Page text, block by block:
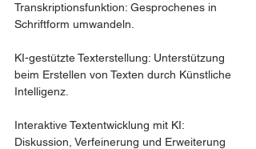
Transkriptionsfunktion: Gesprochenes in
Schriftform umwandeln.
KI-gestützte Texterstellung: Unterstützung
beim Erstellen von Texten durch Künstliche
Intelligenz.
Interaktive Textentwicklung mit KI:
Diskussion, Verfeinerung und Erweiterung